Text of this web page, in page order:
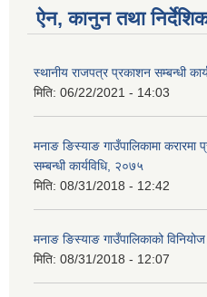
ऐन, कानुन तथा
स्थानीय राजपत्र प्रकाशन सम्बन्धी
मिति: 06/22/2021 - 14:03
मनाङ ङिस्याङ गाउँपालिकामा करारमा
सम्बन्धी कार्यविधि, २०७५
मिति: 08/31/2018 - 12:42
मनाङ ङिस्याङ गाउँपालिकाको
मिति: 08/31/2018 - 12:07